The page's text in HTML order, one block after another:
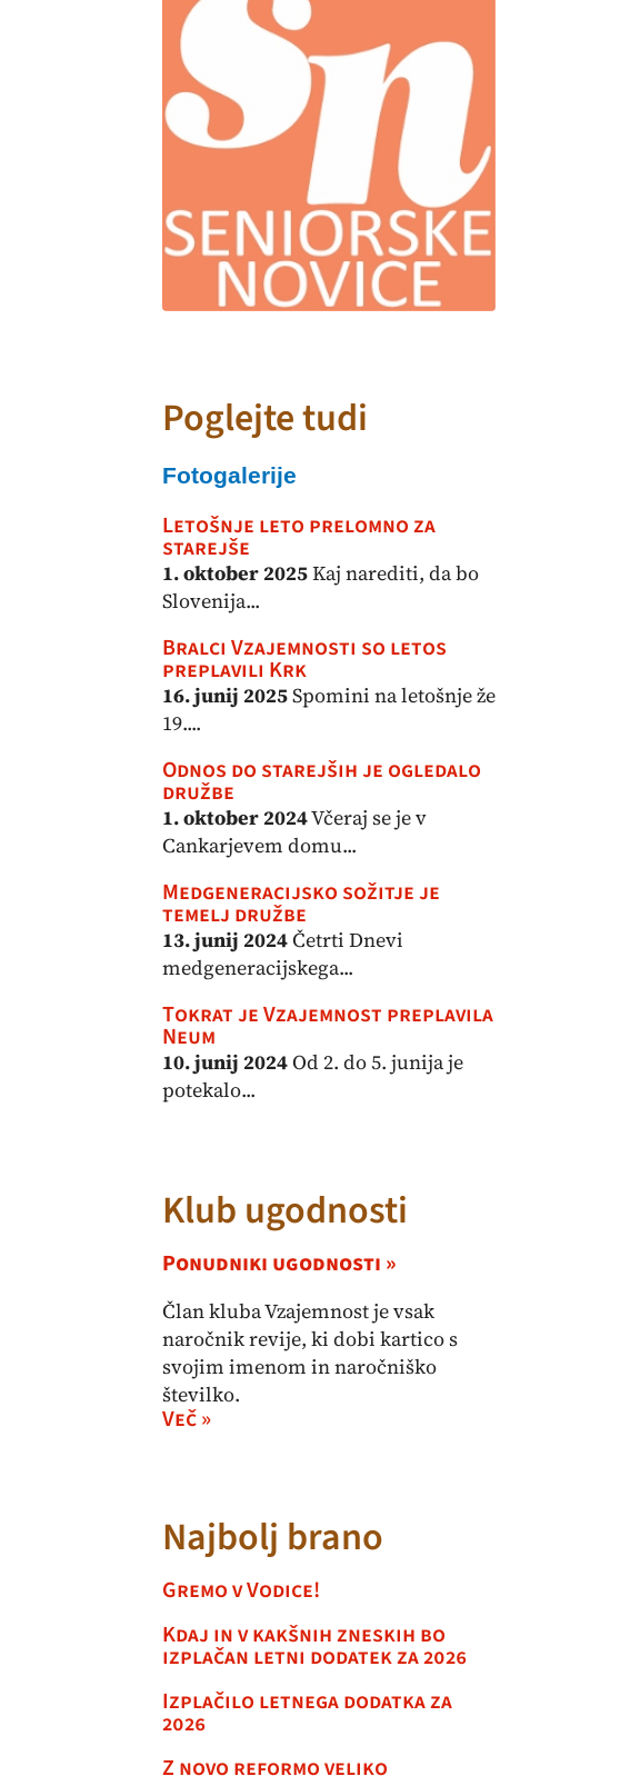
Poglejte tudi
Fotogalerije
Letošnje leto prelomno za
starejše
1. oktober 2025Kaj narediti, da bo
Slovenija...
Bralci Vzajemnosti so letos
preplavili Krk
16. junij 2025Spomini na letošnje že
19....
Odnos do starejših je ogledalo
družbe
1. oktober 2024Včeraj se je v
Cankarjevem domu...
Medgeneracijsko sožitje je
temelj družbe
13. junij 2024Četrti Dnevi
medgeneracijskega...
Tokrat je Vzajemnost preplavila
Neum
10. junij 2024Od 2. do 5. junija je
potekalo...
Klub ugodnosti
Ponudniki ugodnosti »
Član kluba Vzajemnost je vsak
naročnik revije, ki dobi kartico s
svojim imenom in naročniško
številko.
Več »
Najbolj brano
Gremo v Vodice!
Kdaj in v kakšnih zneskih bo
izplačan letni dodatek za 2026
Izplačilo letnega dodatka za
2026
Z novo reformo veliko